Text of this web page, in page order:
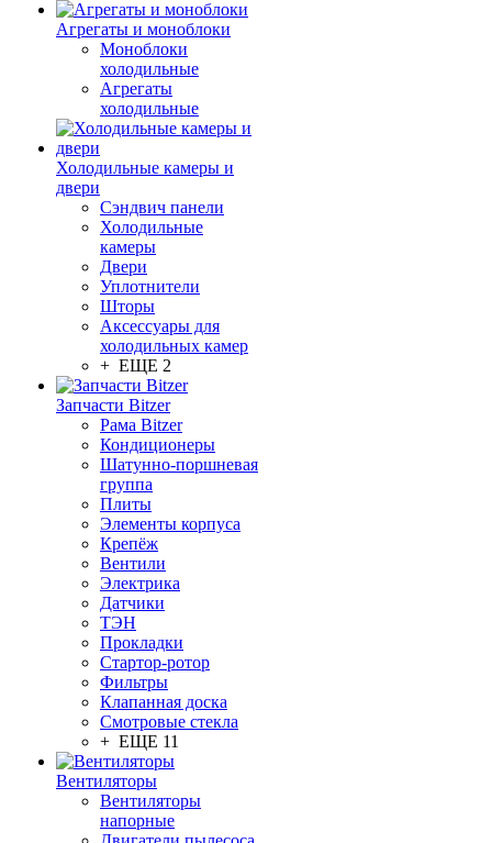
Агрегаты и моноблоки
Моноблоки
холодильные
Агрегаты
холодильные
Холодильные камеры и
двери
Сэндвич панели
Холодильные
камеры
Двери
Уплотнители
Шторы
Аксессуары для
холодильных камер
+ ЕЩЕ 2
Запчасти Bitzer
Рама Bitzer
Кондиционеры
Шатунно-поршневая
группа
Плиты
Элементы корпуса
Крепёж
Вентили
Электрика
Датчики
ТЭН
Прокладки
Стартор-ротор
Фильтры
Клапанная доска
Смотровые стекла
+ ЕЩЕ 11
Вентиляторы
Вентиляторы
напорные